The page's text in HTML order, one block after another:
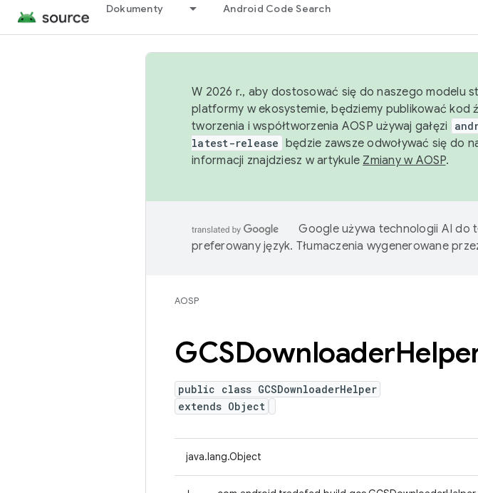
Dokumenty Android Code Search
W 2026 r., aby dostosować się do naszego modelu
platformy w ekosystemie, będziemy publikować kod
tworzenia i współtworzenia AOSP używaj gałęzi
latest-release będzie zawsze odwoływać się do
informacji znajdziesz w artykule Zmiany w AOSP.
Google używa technologii AI do
preferowany język. Tłumaczenia wygenerowane
AOSP
GCSDownloader
public class GCSDownloaderHelper
extends Object
java.lang.Object